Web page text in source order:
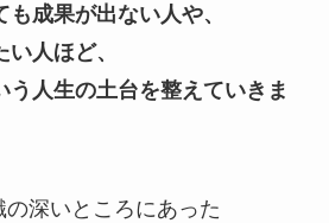
成果が出ない人や、
人ほど、
う人生の土台を整えていきま
深いところにあった